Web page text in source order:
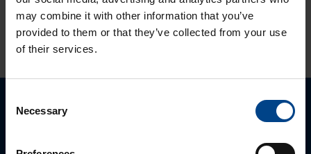
may combine it with other information that you’ve
provided to them or that they’ve collected from your use
of their services.
Selection
Necessary
KATSO LISÄÄ ARTIKKELEITA
Ota yhteyttä!